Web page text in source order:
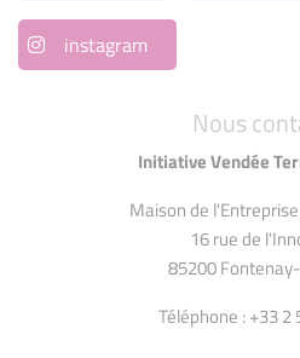
Nous
Initiative Vendée
Maison de
16 rue de
85200
Téléphone : +33 2
instagram